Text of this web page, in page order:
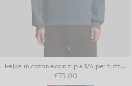
Felpa in cotone con zip a 1/4 per tutti i giorni
£75.00